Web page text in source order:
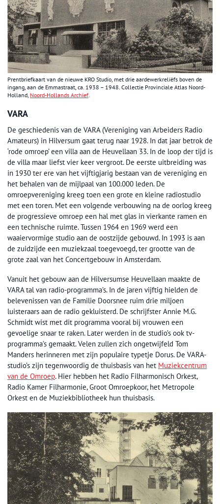
Prentbriefkaart van de nieuwe KRO Studio, met drie aardewerkreliëfs boven de
ingang, aan de Emmastraat, ca. 1938 – 1948. Collectie Provinciale Atlas Noord-
Holland, Noord-Hollands Archief.
VARA
De geschiedenis van de VARA (Vereniging van Arbeiders Radio
Amateurs) in Hilversum gaat terug naar 1928. In dat jaar betrok de
‘rode omroep’ een villa aan de Heuvellaan 33. In de loop der tijd is
de villa maar liefst vier keer vergroot. De eerste uitbreiding was
in 1930 ter ere van het vijftigjarig bestaan van de vereniging en
het behalen van de mijlpaal van 100.000 leden. De
omroepvereniging kreeg toen een grote en kleine radiostudio
met een toren. Met een volgende verbouwing na de oorlog kreeg
de progressieve omroep een hal met glas in vierkante ramen en
een technische ruimte. Tussen 1964 en 1969 werd een
waaiervormige studio aan de oostzijde gebouwd. In 1993 is aan
de zuidzijde een muziekzaal toegevoegd, ter grootte van de
grote zaal van het Concertgebouw in Amsterdam.
Vanuit het gebouw aan de Hilversumse Heuvellaan maakte de
VARA tal van radio-programma’s. In de jaren vijftig hielden de
belevenissen van de Familie Doorsnee ruim drie miljoen
luisteraars aan de radio gekluisterd. De schrijfster Annie M.G.
Schmidt wist met dit programma vooral bij vrouwen een
gevoelige snaar te raken. Later werden in de studio’s ook tv-
programma’s gemaakt. Velen zullen zich ongetwijfeld Tom
Manders herinneren met zijn populaire typetje Dorus. De VARA-
studio’s zijn tegenwoordig de thuisbasis van het Muziekcentrum
van de Omroep. Hier hebben het Radio Filharmonisch Orkest,
Radio Kamer Filharmonie, Groot Omroepkoor, het Metropole
Orkest en de Muziekbibliotheek hun thuisbasis.